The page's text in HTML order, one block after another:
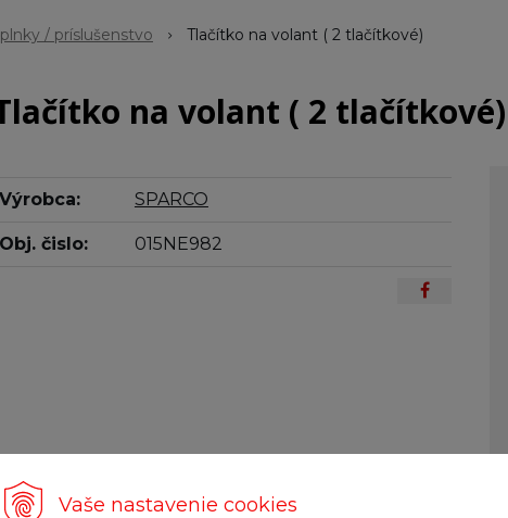
Vaše nastavenie cookies
/ príslušenstvo Tlačítko na volant ( 2 tlačítkové)
na volant ( 2 tlačítkové)
Výrobca: SPARCO
Obj. čislo: 015NE982